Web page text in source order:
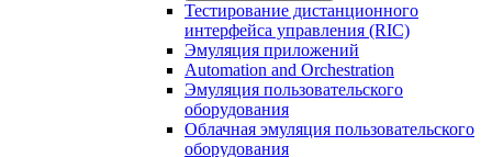
Тестирование дистанционного
интерфейса управления (RIC)
Эмуляция приложений
Automation and Orchestration
Эмуляция пользовательского
оборудования
Облачная эмуляция пользовательского
оборудования